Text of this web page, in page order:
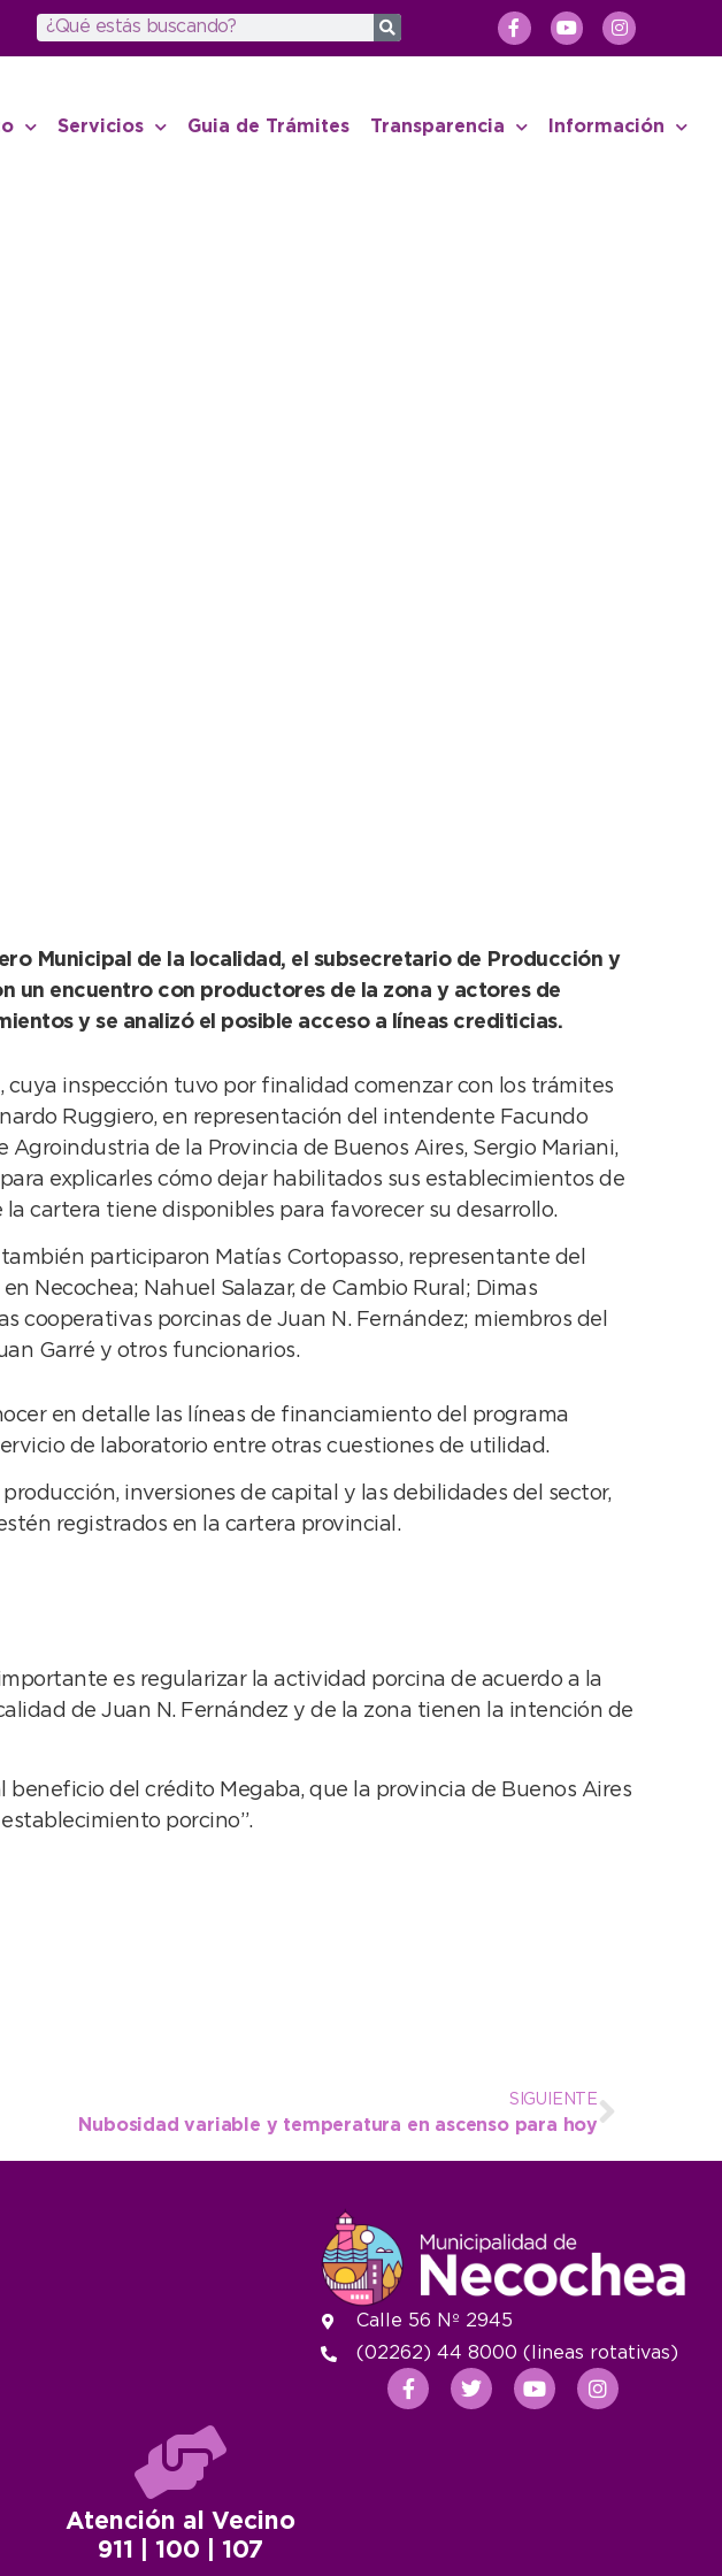
Servicios Guia de Trámites Transparencia Información
Municipal de la localidad, el subsecretario de Producción y
un encuentro con productores de la zona y actores de
y se analizó el posible acceso a líneas crediticias.
inspección tuvo por finalidad comenzar con los trámites
Ruggiero, en representación del intendente Facundo
de la Provincia de Buenos Aires, Sergio Mariani,
explicarles cómo dejar habilitados sus establecimientos de
cartera tiene disponibles para favorecer su desarrollo.
participaron Matías Cortopasso, representante del
Necochea; Nahuel Salazar, de Cambio Rural; Dimas
cooperativas porcinas de Juan N. Fernández; miembros del
Garré y otros funcionarios.
en detalle las líneas de financiamiento del programa
de laboratorio entre otras cuestiones de utilidad.
inversiones de capital y las debilidades del sector,
registrados en la cartera provincial.
es regularizar la actividad porcina de acuerdo a la
de Juan N. Fernández y de la zona tienen la intención de
del crédito Megaba, que la provincia de Buenos Aires
porcino”.
SIGUIENTE
Nubosidad variable y temperatura en ascenso para hoy
Atención al Vecino
911 | 100 | 107
Calle 56 Nº 2945
(02262) 44 8000 (lineas rotativas)